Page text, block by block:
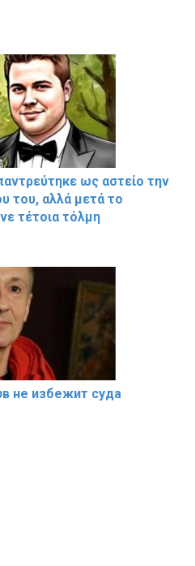
ως αστείο την
του, αλλά μετά το
τέτοια τόλμη
не избeжит cyдa